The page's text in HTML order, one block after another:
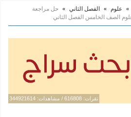
» علوم » الفصل الثاني » حل مراجعة
علوم الصف الخامس الفصل الثاني
نقرات: 616808 / مشاهدات: 344921614